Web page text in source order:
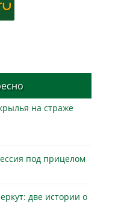
на страже
под прицелом
две истории о